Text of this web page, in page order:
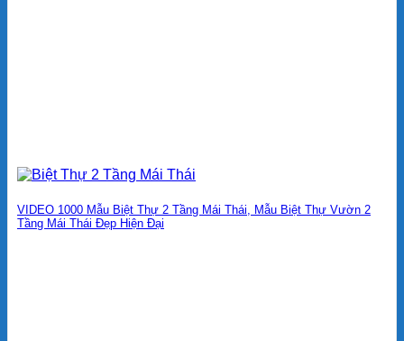
VIDEO 1000 Mẫu Biệt Thự 2 Tầng Mái Thái, Mẫu Biệt Thự Vườn 2
Tầng Mái Thái Đẹp Hiện Đại